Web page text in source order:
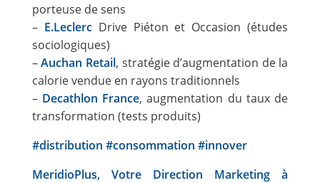
porteuse de sens
– E.LeclercDrive Piéton et Occasion (études
sociologiques)
–Auchan Retail, stratégie d’augmentation de la
calorie vendue en rayons traditionnels
– Decathlon France, augmentation du taux de
transformation (tests produits)
#distribution #consommation #innover
MeridioPlus, Votre Direction Marketing à